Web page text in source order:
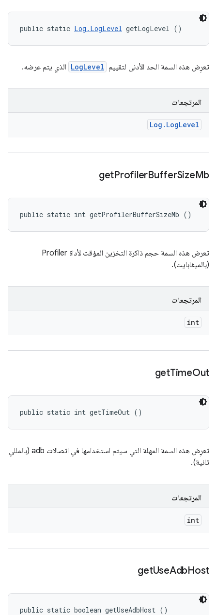
public static Log.LogLevel getLogLevel ()
تعرِض هذه السمة الحد الأدنى لتقييم LogLevel الذي يتم عرضه.
المرتجعات
Log . LogLevel
getProfilerBufferSizeMb
public static int getProfilerBufferSizeMb ()
تعرض هذه السمة حجم ذاكرة التخزين المؤقت لأداة Profiler
(بالميغابايت).
المرتجعات
int
getTimeOut
public static int getTimeOut ()
تعرِض هذه السمة المهلة التي سيتم استخدامها في اتصالات adb (بالمللي
ثانية).
المرتجعات
int
getUseAdbHost
public static boolean getUseAdbHost ()